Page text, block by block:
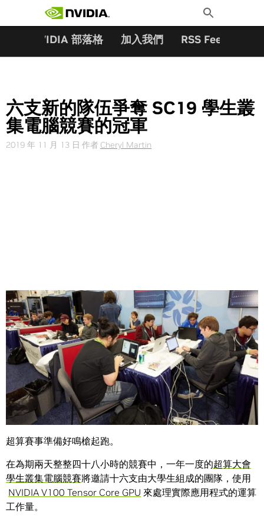
Toggle
Search
NVIDIA 部落格 加入我們 RSS Feeds
六支新的隊伍爭奪 SC19 學生叢
集電腦競賽的冠軍
2019 年 11 月 13 日 作者 Cheryl Martin
Share
各參賽隊伍在四十八小時不間斷的高效能賽事中，使用
NVIDIA GPU 來加快實際應用程式的運行速度。
超算賽事準備好鳴槍起跑。
在為期兩天整整四十八小時的競賽中，一年一度的超算大會
學生叢集電腦競賽將邀請十六支由大學生組成的團隊，使用
NVIDIA V100 Tensor Core GPU 來處理實際應用程式的運算
工作量。